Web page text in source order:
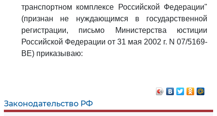
Законодательство РФ
транспортном комплексе Российской Федерации"
(признан не нуждающимся в государственной
регистрации, письмо Министерства юстиции
Российской Федерации от 31 мая 2002 г. N 07/5169-
ВЕ) приказываю: